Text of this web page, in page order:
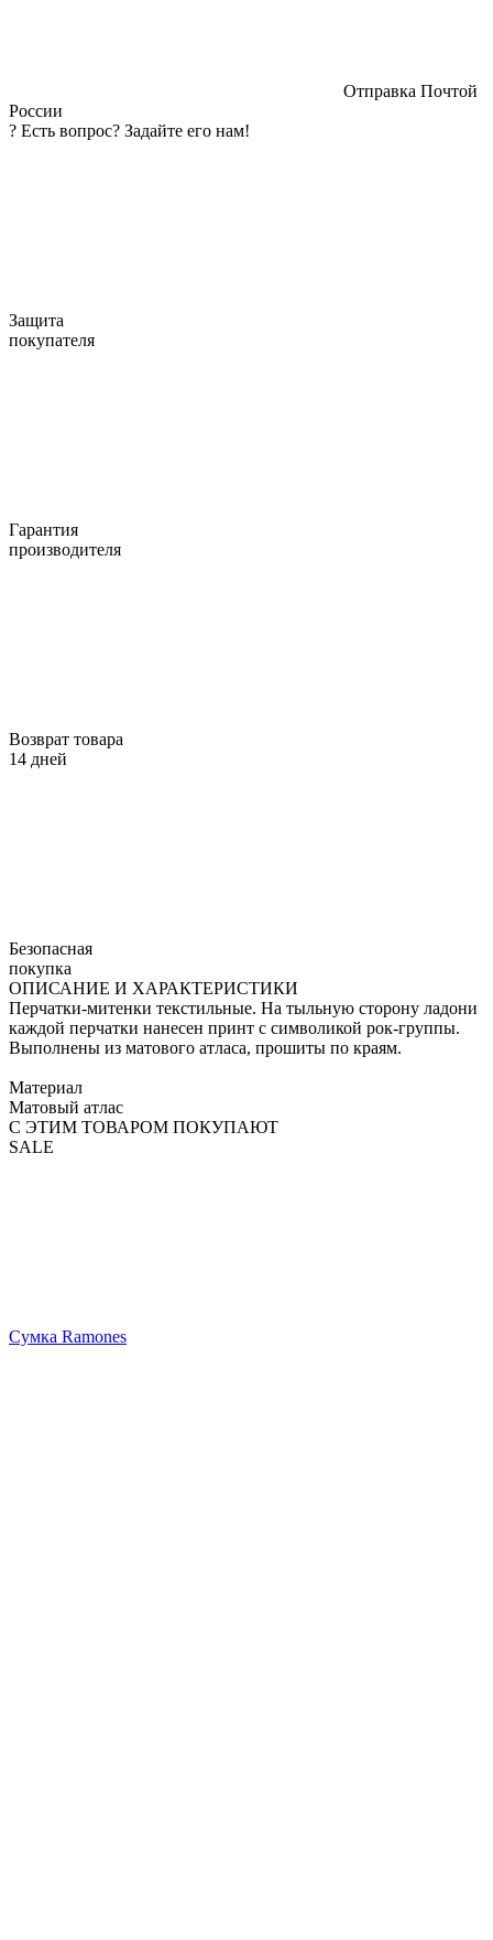
Отправка Почтой
России
? Есть вопрос? Задайте его нам!
Защита
покупателя
Гарантия
производителя
Возврат товара
14 дней
Безопасная
покупка
ОПИСАНИЕ И ХАРАКТЕРИСТИКИ
Перчатки-митенки текстильные. На тыльную сторону ладони
каждой перчатки нанесен принт с символикой рок-группы.
Выполнены из матового атласа, прошиты по краям.
Материал
Матовый атлас
С ЭТИМ ТОВАРОМ ПОКУПАЮТ
SALE
Сумка Ramones